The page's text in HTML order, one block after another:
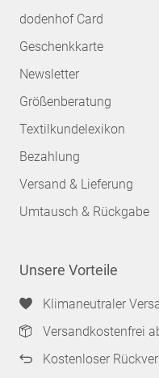
dodenhof Card
Geschenkkarte
Newsletter
Größenberatung
Textilkundelexikon
Bezahlung
Versand & Lieferung
Umtausch & Rückgabe
Unsere Vorteile
Klimaneutraler
Versandkostenfrei
Kostenloser